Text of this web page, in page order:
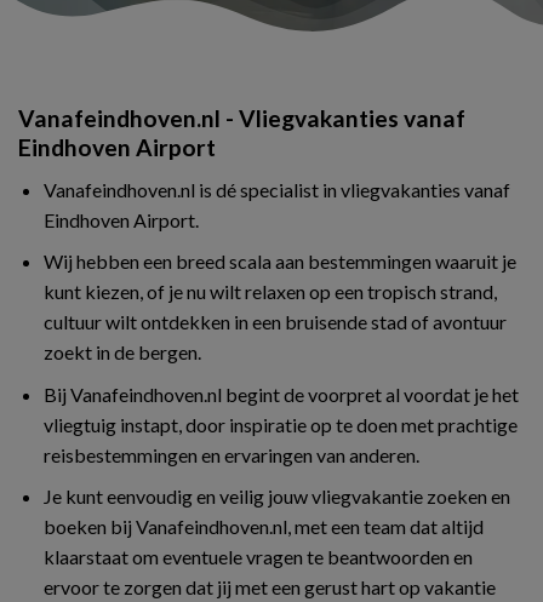
Vanafeindhoven.nl - Vliegvakanties vanaf
Eindhoven Airport
Vanafeindhoven.nl is dé specialist in vliegvakanties vanaf
Eindhoven Airport.
Wij hebben een breed scala aan bestemmingen waaruit je
kunt kiezen, of je nu wilt relaxen op een tropisch strand,
cultuur wilt ontdekken in een bruisende stad of avontuur
zoekt in de bergen.
Bij Vanafeindhoven.nl begint de voorpret al voordat je het
vliegtuig instapt, door inspiratie op te doen met prachtige
reisbestemmingen en ervaringen van anderen.
Je kunt eenvoudig en veilig jouw vliegvakantie zoeken en
boeken bij Vanafeindhoven.nl, met een team dat altijd
klaarstaat om eventuele vragen te beantwoorden en
ervoor te zorgen dat jij met een gerust hart op vakantie